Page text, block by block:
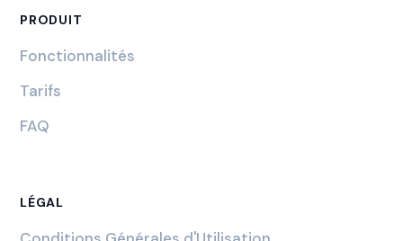
PRODUIT
Fonctionnalités
Tarifs
FAQ
LÉGAL